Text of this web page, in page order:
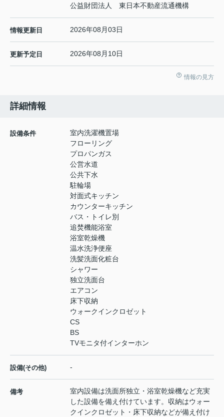
公益財団法人 東日本不動産流通機構
情報更新日 2026年08月03日
更新予定日 2026年08月10日
情報の見方
詳細情報
設備条件
室内洗濯機置場
フローリング
プロパンガス
公営水道
公共下水
駐輪場
対面式キッチン
カウンターキッチン
バス・トイレ別
追焚機能浴室
浴室乾燥機
温水洗浄便座
洗髪洗面化粧台
シャワー
独立洗面台
エアコン
床下収納
ウォークインクロゼット
CS
BS
TVモニタ付インターホン
設備(その他) -
備考
室内設備は洗面所独立・浴室乾燥機など充実
した設備を備え付けています。収納はウォー
クインクロゼット・床下収納などが備え付け